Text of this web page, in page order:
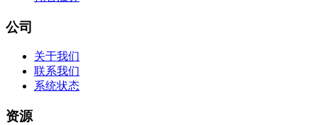
公司
关于我们
联系我们
系统状态
资源